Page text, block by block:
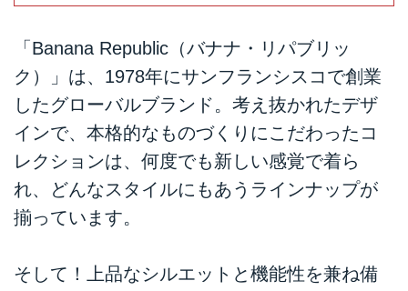
「Banana Republic（バナナ・リパブリッ
ク）」は、1978年にサンフランシスコで創業
したグローバルブランド。考え抜かれたデザ
インで、本格的なものづくりにこだわったコ
レクションは、何度でも新しい感覚で着ら
れ、どんなスタイルにもあうラインナップが
揃っています。
そして！上品なシルエットと機能性を兼ね備